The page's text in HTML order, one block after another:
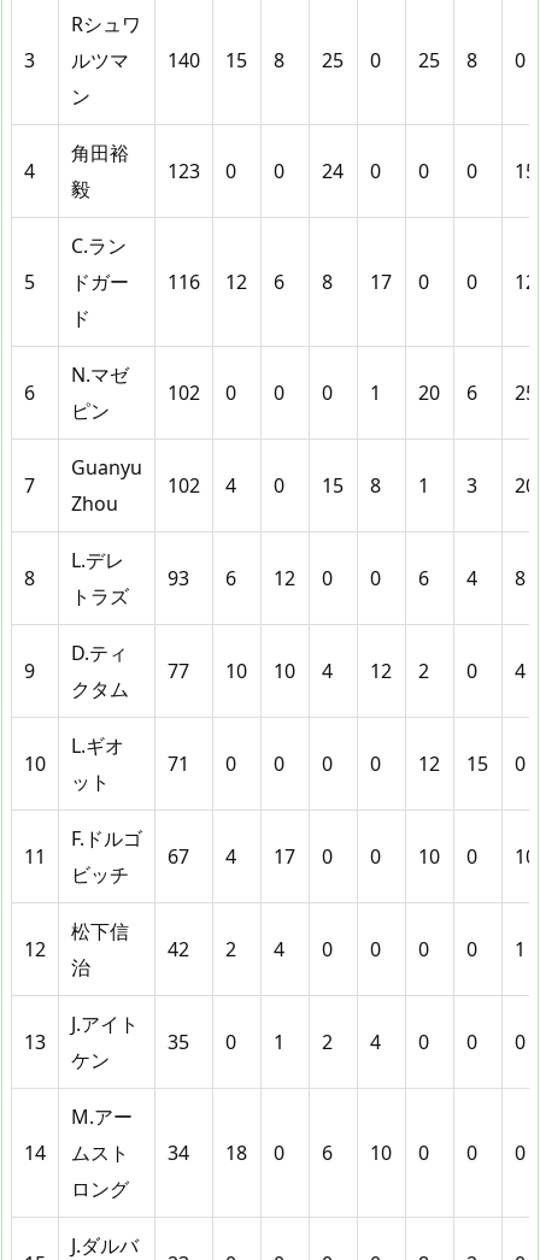
3
Rシュワ
ルツマ
ン
140 15 8 25 0 25 8 0
4
角田裕
毅
123 0 0 24 0 0 0 15
5
C.ラン
ドガー
ド
116 12 6 8 17 0 0 12
6
N.マゼ
ピン
102 0 0 0 1 20 6 25
7
Guanyu
Zhou
102 4 0 15 8 1 3 20
8
L.デレ
トラズ
93 6 12 0 0 6 4 8
9
D.ティ
クタム
77 10 10 4 12 2 0 4
10
L.ギオ
ット
71 0 0 0 0 12 15 0
11
F.ドルゴ
ビッチ
67 4 17 0 0 10 0 10
12
松下信
治
42 2 4 0 0 0 0 1
13
J.アイト
ケン
35 0 1 2 4 0 0 0
14
M.アー
ムスト
ロング
34 18 0 6 10 0 0 0
J.ダルバ